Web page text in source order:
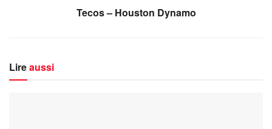
Tecos – Houston Dynamo
Lireaussi